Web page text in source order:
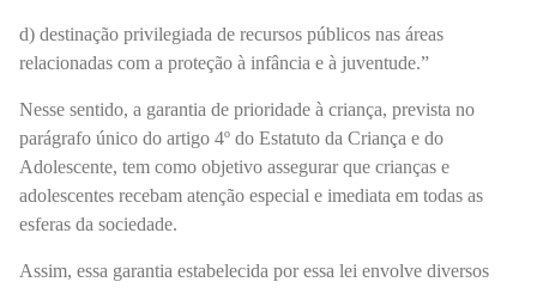
d) destinação privilegiada de recursos públicos nas áreas
relacionadas com a proteção à infância e à juventude.”
Nesse sentido, a garantia de prioridade à criança, prevista no
parágrafo único do artigo 4º do Estatuto da Criança e do
Adolescente, tem como objetivo assegurar que crianças e
adolescentes recebam atenção especial e imediata em todas as
esferas da sociedade.
Assim, essa garantia estabelecida por essa lei envolve diversos